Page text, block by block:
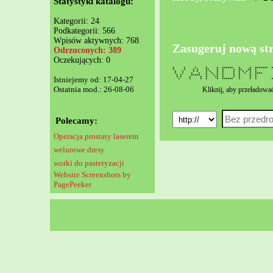
Kategorii: 24
Podkategorii: 566
Wpisów aktywnych: 768
Odrzuconych: 389
Oczekujących: 0
Istniejemy od: 17-04-27
Ostatnia mod.: 26-08-06
Polecamy:
Operacja prostaty laserem
welurowe dresy
worki do pasteryzacji
Website Screenshots by
PagePeeker
Zasugeruj nową
* * * * * ****** * * *******
* * * * ** * * * ** **
* * * * * * * * * * * * *
* * * * * * * * * * * *
* * ***** * * * * * * *
* * * * * ** * * * *
* * * * * ****** * * *
Kliknij, aby